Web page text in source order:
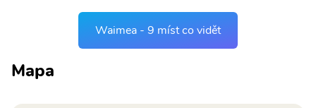
Waimea - 9 míst co vidět
Mapa